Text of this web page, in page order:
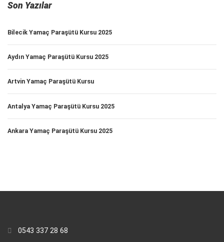
Son Yazılar
Bilecik Yamaç Paraşütü Kursu 2025
Aydın Yamaç Paraşütü Kursu 2025
Artvin Yamaç Paraşütü Kursu
Antalya Yamaç Paraşütü Kursu 2025
Ankara Yamaç Paraşütü Kursu 2025
0543 337 28 68